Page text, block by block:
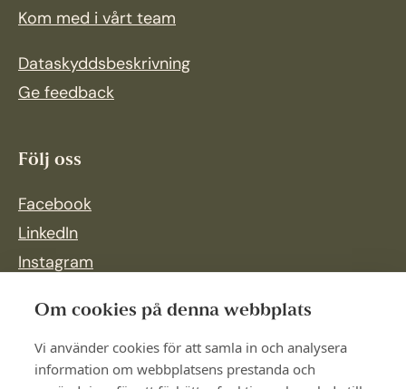
Om cookies på denna webbplats
Vi använder cookies för att samla in och analysera
information om webbplatsens prestanda och
Kom med i vårt team
Dataskyddsbeskrivning
Ge feedback
Följ oss
Facebook
LinkedIn
Instagram